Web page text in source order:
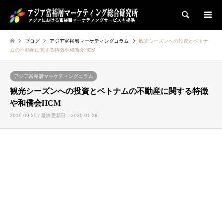
検索
ブログ アジア富裕層マーケティングコラム
観光シーズンへの投資とベトナ
ムの不動産に関する特徴や和僑会HCM
アジア富裕層マーケティングコラム
観光シーズンへの投資とベトナムの不動産に関する特徴
や和僑会HCM
2016.09.26 / 最終更新日：2020.01.28